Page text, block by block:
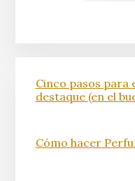
Cinco pasos para
destaque (en el
Cómo hacer